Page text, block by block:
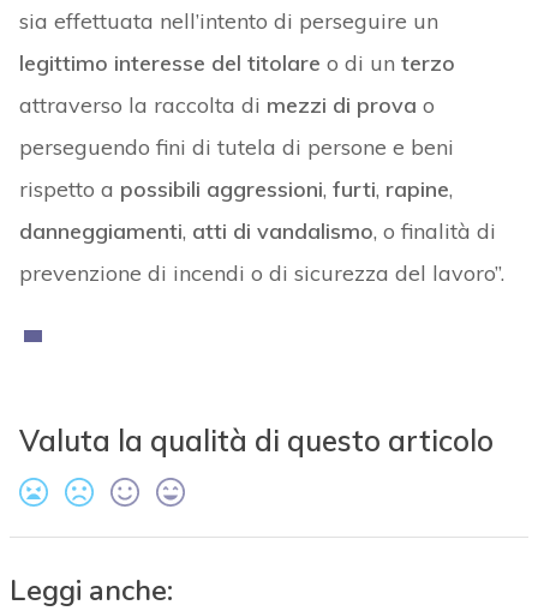
sia effettuata nell’intento di perseguire un
legittimo interesse del titolare o di un terzo
attraverso la raccolta di mezzi di prova o
perseguendo fini di tutela di persone e beni
rispetto a possibili aggressioni, furti, rapine,
danneggiamenti, atti di vandalismo, o finalità di
prevenzione di incendi o di sicurezza del lavoro”.
Valuta la qualità di questo articolo
Leggi anche: